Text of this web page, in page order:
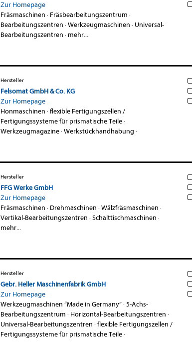
Zur Homepage
Fräsmaschinen · Fräsbearbeitungszentrum ·
Bearbeitungszentren ·Werkzeugmaschinen · Universal-
Bearbeitungszentren · mehr...
Hersteller
Felsomat GmbH & Co. KG
Zur Homepage
Honmaschinen ·flexible Fertigungszellen /
Fertigungssysteme für prismatische Teile·
Werkzeugmagazine·Werkstückhandhabung ·
Hersteller
FFG Werke GmbH
Zur Homepage
Fräsmaschinen · Drehmaschinen ·Wälzfräsmaschinen ·
Vertikal-Bearbeitungszentren ·Schalttischmaschinen ·
mehr...
Hersteller
Gebr. Heller Maschinenfabrik GmbH
Zur Homepage
Werkzeugmaschinen “Made in Germany”·5-Achs-
Bearbeitungszentrum · Horizontal-Bearbeitungszentren ·
Universal-Bearbeitungszentren ·flexible Fertigungszellen /
Fertigungssysteme für prismatische Teile·